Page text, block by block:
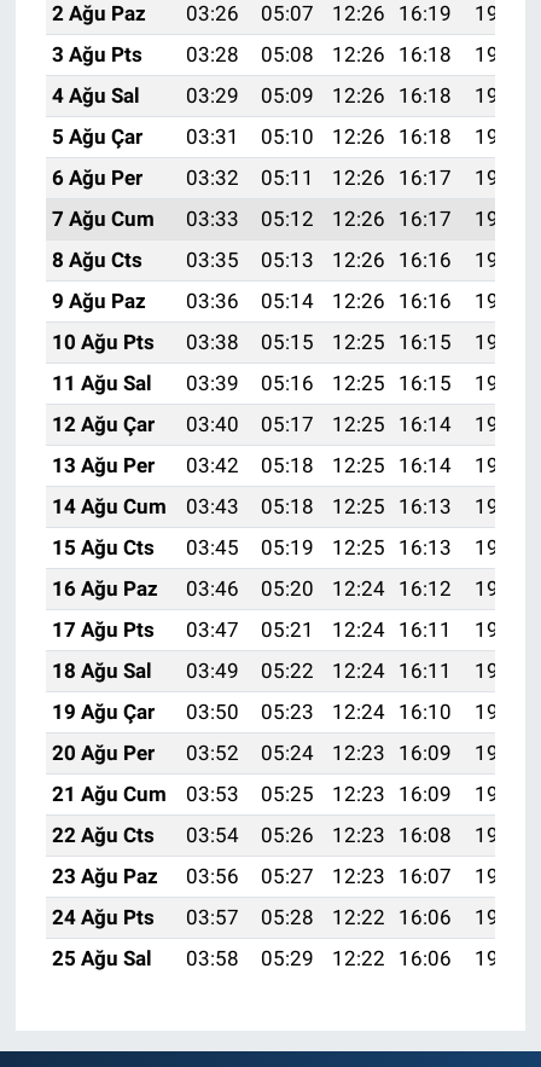
2 Ağu Paz
03:26 05:07 12:26 16:19
19:35
3 Ağu Pts
03:28 05:08 12:26 16:18
19:34
4 Ağu Sal
03:29 05:09 12:26 16:18
19:33
5 Ağu Çar
03:31 05:10 12:26 16:18
19:32
6 Ağu Per
03:32 05:11 12:26 16:17
19:31
7 Ağu Cum
03:33 05:12 12:26 16:17
19:30
8 Ağu Cts
03:35 05:13 12:26 16:16
19:29
9 Ağu Paz
03:36 05:14 12:26 16:16
19:27
10 Ağu Pts
03:38 05:15 12:25 16:15
19:26
11 Ağu Sal
03:39 05:16 12:25 16:15
19:25
12 Ağu Çar
03:40 05:17 12:25 16:14
19:24
13 Ağu Per
03:42 05:18 12:25 16:14
19:22
14 Ağu Cum
03:43 05:18 12:25 16:13
19:21
15 Ağu Cts
03:45 05:19 12:25 16:13
19:20
16 Ağu Paz
03:46 05:20 12:24 16:12
19:18
17 Ağu Pts
03:47 05:21 12:24 16:11
19:17
18 Ağu Sal
03:49 05:22 12:24 16:11
19:16
19 Ağu Çar
03:50 05:23 12:24 16:10
19:14
20 Ağu Per
03:52 05:24 12:23 16:09
19:13
21 Ağu Cum
03:53 05:25 12:23 16:09
19:11
22 Ağu Cts
03:54 05:26 12:23 16:08
19:10
23 Ağu Paz
03:56 05:27 12:23 16:07
19:08
24 Ağu Pts
03:57 05:28 12:22 16:06
19:07
25 Ağu Sal
03:58 05:29 12:22 16:06 19:05